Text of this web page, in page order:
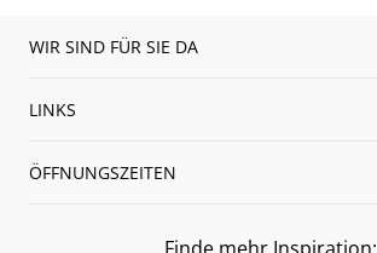
WIR SIND FÜR SIE DA
LINKS
ÖFFNUNGSZEITEN